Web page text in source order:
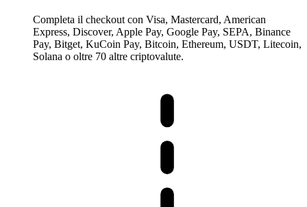
Completa il checkout con Visa, Mastercard, American
Express, Discover, Apple Pay, Google Pay, SEPA, Binance
Pay, Bitget, KuCoin Pay, Bitcoin, Ethereum, USDT, Litecoin,
Solana o oltre 70 altre criptovalute.